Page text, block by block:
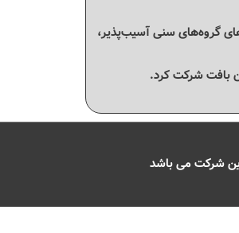
گروه‌های سنی آسیب‌پذیر،
شرکت می باشد